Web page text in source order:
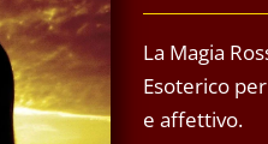
La Magia
Esoterico
e affettivo.